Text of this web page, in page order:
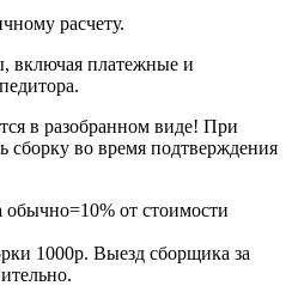
расчету.
включая платежные и
в разобранном виде! При
сборку во время подтверждения
обычно=10% от стоимости
1000р. Выезд сборщика за